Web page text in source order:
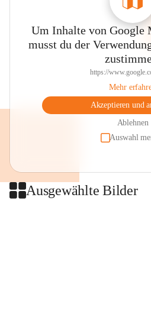
Um Inhalte von Google
musst du der
https://
Mehr
Akzeptieren und
Ablehnen
Auswahl
Ausgewählte Bilder